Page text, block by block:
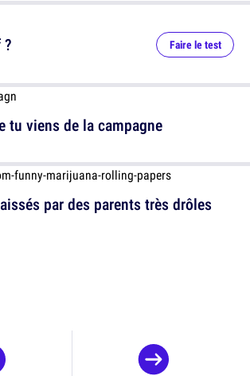
par des parents très drôles
Faire le test
tu viens de la campagne